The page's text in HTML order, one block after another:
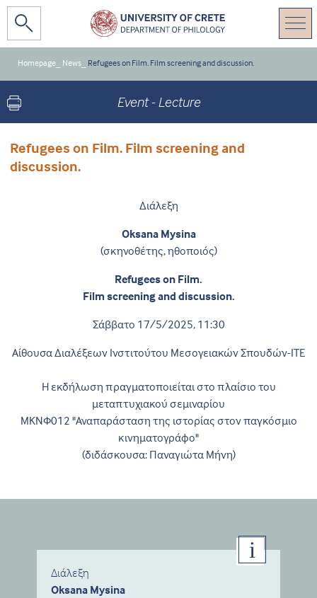
Homepage News Refugees on Film. Film screening and discussion.
Event - Lecture
Refugees on Film. Film screening and
discussion.
Διάλεξη
Oksana Mysina
(σκηνοθέτης, ηθοποιός)
Refugees on Film.
Film screening and discussion.
Σάββατο 17/5/2025, 11:30
Αίθουσα Διαλέξεων Ινστιτούτου Μεσογειακών Σπουδών-ΙΤΕ
Η εκδήλωση πραγματοποιείται στο πλαίσιο του
μεταπτυχιακού σεμιναρίου
ΜΚΝΦ012 "Αναπαράσταση της ιστορίας στον παγκόσμιο
κινηματογράφο"
(διδάσκουσα: Παναγιώτα Μήνη)
Διάλεξη
Oksana Mysina